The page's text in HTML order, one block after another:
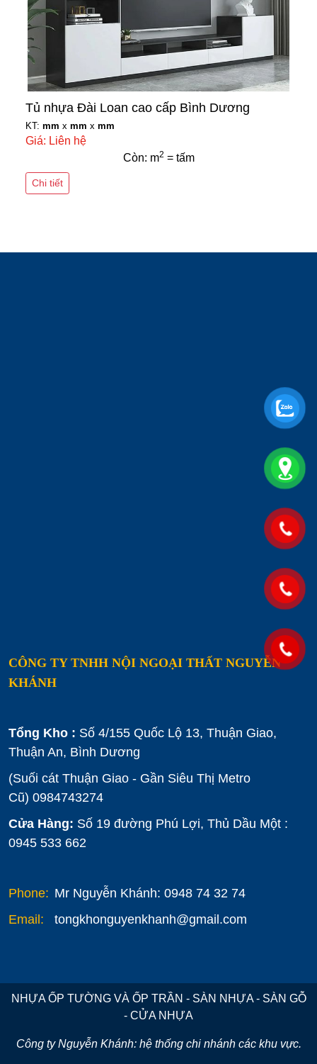
Tủ nhựa Đài Loan cao cấp Bình Dương
KT: mm x mm x mm
Giá: Liên hệ
Còn: m2 = tấm
Chi tiết
CÔNG TY TNHH NỘI NGOẠI THẤT NGUYỄN
KHÁNH
Tổng Kho : Số 4/155 Quốc Lộ 13, Thuận Giao,
Thuận An, Bình Dương
(Suối cát Thuận Giao - Gần Siêu Thị Metro
Cũ) 0984743274
Cửa Hàng: Số 19 đường Phú Lợi, Thủ Dầu Một :
0945 533 662
Phone: Mr Nguyễn Khánh: 0948 74 32 74
Email:
tongkhonguyenkhanh@gmail.com
NHỰA ỐP TƯỜNG VÀ ỐP TRẦN - SÀN NHỰA - SÀN GỖ
- CỬA NHỰA
Công ty Nguyễn Khánh: hệ thống chi nhánh các khu vực.